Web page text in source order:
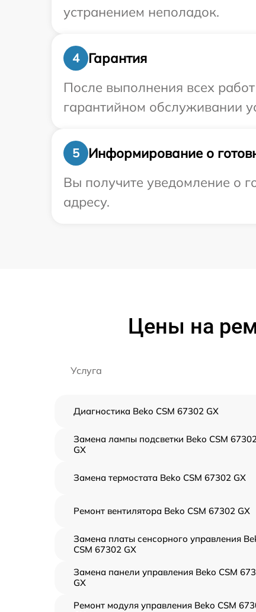
устранением неполадок.
4
Гарантия
После выполнения всех
гарантийном обслуживании
5
Информирование о
Вы получите уведомление о
адресу.
Цены на
Услуга
Диагностика Beko CSM 67302 GX
Замена лампы подсветки Beko CSM
GX
Замена термостата Beko CSM 67302 GX
Ремонт вентилятора Beko CSM 67302 GX
Замена платы сенсорного управления
CSM 67302 GX
Замена панели управления Beko CSM
GX
Ремонт модуля управления Beko CSM